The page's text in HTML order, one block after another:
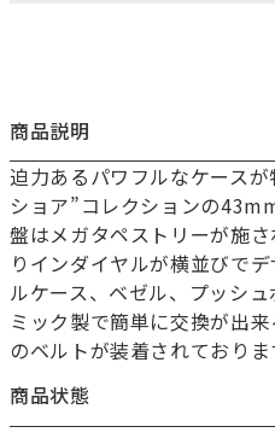
商品説明
迫力あるパワフルなケース
ショア”コレクションの
盤はメガタペストリーが施
りインダイヤルが横並びで
ルケース、ベゼル、プッシ
ミック製で簡単に交換が出
のベルトが装着されておりま
商品状態